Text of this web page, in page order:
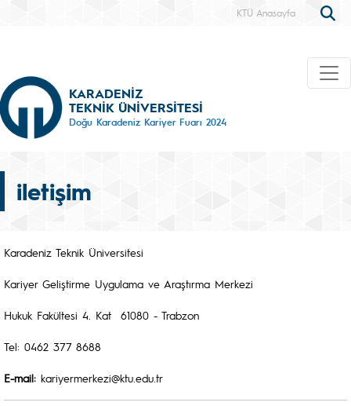
KTÜ Anasayfa
KARADENİZ
TEKNİK ÜNİVERSİTESİ
Doğu Karadeniz Kariyer Fuarı 2024
iletişim
Karadeniz Teknik Üniversitesi
Kariyer Geliştirme Uygulama ve Araştırma Merkezi
Hukuk Fakültesi 4. Kat 61080 - Trabzon
Tel: 0462 377 8688
E-mail: kariyermerkezi@ktu.edu.tr